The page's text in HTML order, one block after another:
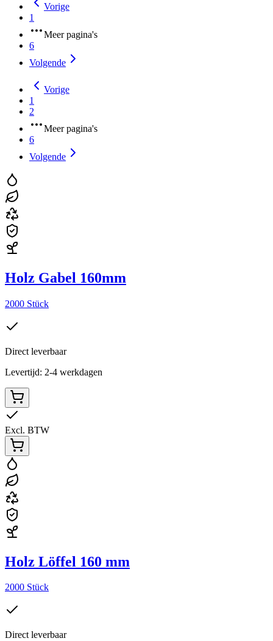
Vorige
1
Meer pagina's
6
Volgende
Vorige
1
2
Meer pagina's
6
Volgende
Holz Gabel 160mm
2000 Stück
Direct leverbaar
Levertijd: 2-4 werkdagen
Excl. BTW
Holz Löffel 160 mm
2000 Stück
Direct leverbaar